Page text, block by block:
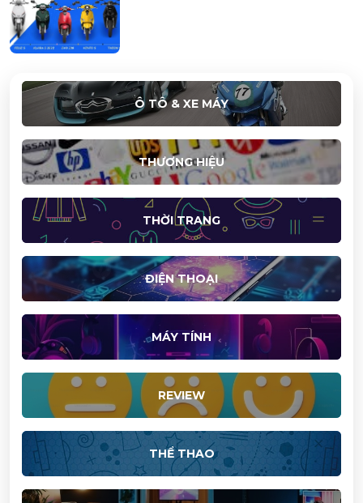
Ô TÔ & XE MÁY
THƯƠNG HIỆU
THỜI TRANG
ĐIỆN THOẠI
MÁY TÍNH
REVIEW
THỂ THAO